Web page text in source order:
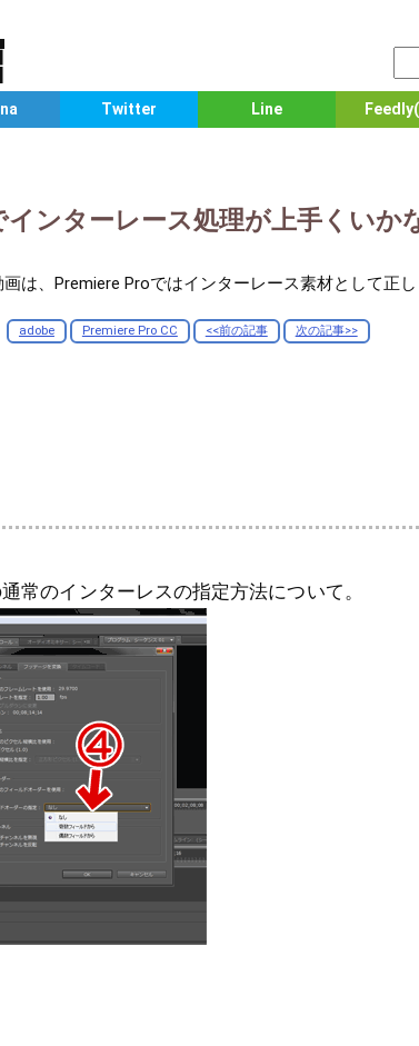
Twitter Line
インターレース処理が上手くいか
は、Premiere Proではインターレース素材として正
adobe Premiere Pro CC <<前の記事 次の記事>>
常のインターレスの指定方法について。